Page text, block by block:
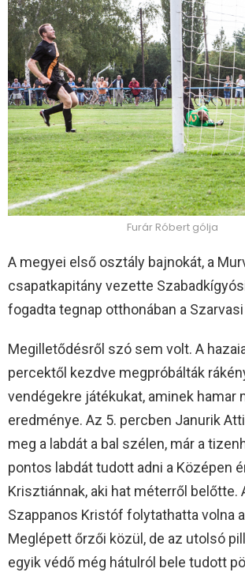
Furár Róbert gólja
A megyei első osztály bajnokát, a
csapatkapitány vezette
fogadta tegnap otthonában a Szarvasi
Megilletődésről szó sem volt. A
percektől kezdve megpróbálták
vendégekre játékukat, aminek hamar
eredménye. Az 5. percben Janurik
meg a labdát a bal szélen, már a
pontos labdát tudott adni a Középen
Krisztiánnak, aki hat méterről belőtte.
Szappanos Kristóf folytathatta volna
Meglépett őrzői közül, de az utolsó
egyik védő még hátulról bele tudott